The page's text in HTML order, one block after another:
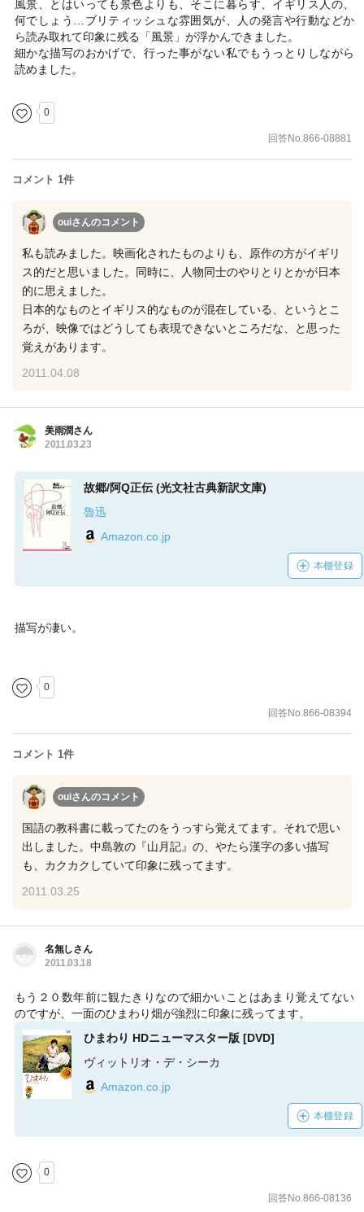
風景、とはいっても景色よりも、そこに暮らす、イギリス人の、
何でしょう…ブリティッシュな雰囲気が、人の発言や行動などか
ら読み取れて印象に残る「風景」が浮かんできました。
細かな描写のおかげで、行った事がない私でもうっとりしながら
読めました。
0
回答No.866-08881
コメント 1件
ouiさんのコメント
私も読みました。映画化されたものよりも、原作の方がイギリ
ス的だと思いました。同時に、人物同士のやりとりとかが日本
的に思えました。
日本的なものとイギリス的なものが混在している、というとこ
ろが、映像ではどうしても表現できないところだな、と思った
覚えがあります。
2011.04.08
美雨潤さん
2011.03.23
故郷/阿Q正伝 (光文社古典新訳文庫)
魯迅
Amazon.co.jp
本棚登録
描写が凄い。
0
回答No.866-08394
コメント 1件
ouiさんのコメント
国語の教科書に載ってたのをうっすら覚えてます。それで思い
出しました。中島敦の『山月記』の、やたら漢字の多い描写
も、カクカクしていて印象に残ってます。
2011.03.25
名無しさん
2011.03.18
もう２０数年前に観たきりなので細かいことはあまり覚えてない
のですが、一面のひまわり畑が強烈に印象に残ってます。
ひまわり HDニューマスター版 [DVD]
ヴィットリオ・デ・シーカ
Amazon.co.jp
本棚登録
0
回答No.866-08136